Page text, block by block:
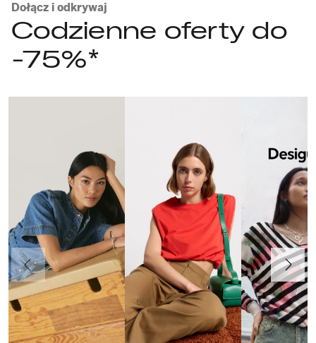
Dołącz i odkrywaj
Codzienne oferty do
-75%*
Poprzedni Dalej